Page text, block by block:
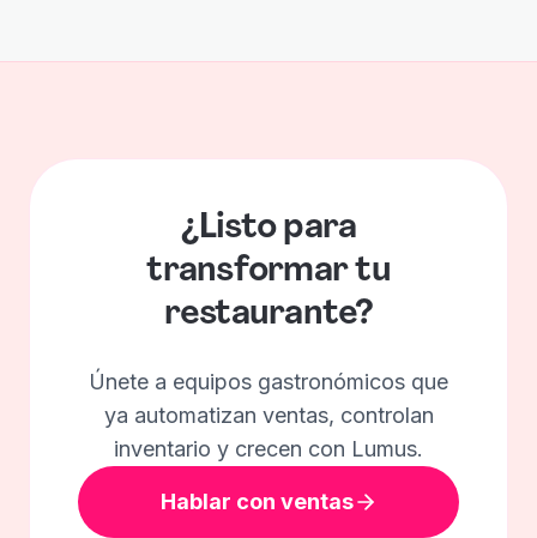
¿Listo para
transformartu
restaurante?
Únete a equipos gastronómicos que
ya automatizan ventas, controlan
inventario y crecen con Lumus.
Hablar con ventas